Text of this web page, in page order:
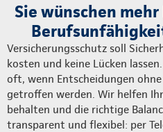
Sie wünschen
Versicherungsschutz soll
kosten und keine Lücken
oft, wenn Entscheidungen
getroffen werden. Wir helfen
behalten und die richtige
transparent und flexibel: per